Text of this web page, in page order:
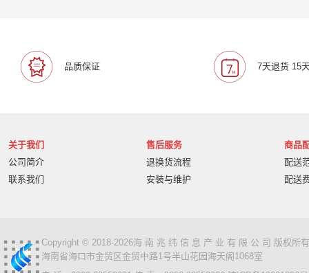
品质保证 7天退货 15
关于我们
公司简介
联系我们
售后服务
退换货流程
安装与维护
商品
配送
配送
Copyright © 2018-2026海 南 兆 纬 信 息 产 业 有 限 公 司 版权所
海南省海口市金贸区金贸中路1号半山花园海天阁1068室